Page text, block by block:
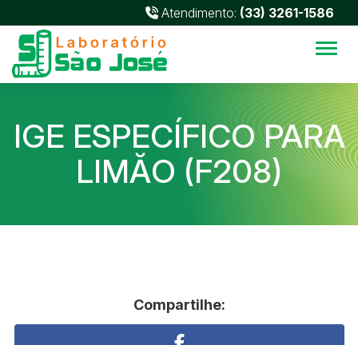
Atendimento: (33) 3261-1586
IGE ESPECÍFICO PARA
LIMĂO (F208)
Compartilhe: